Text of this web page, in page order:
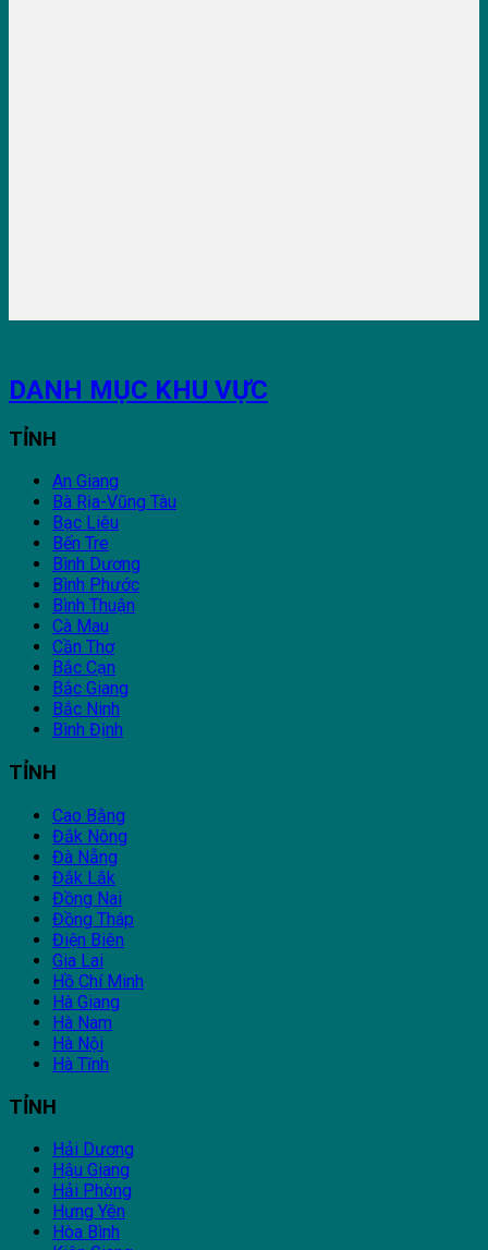
DANH MỤC KHU VỰC
TỈNH
An Giang
Bà Rịa-Vũng Tàu
Bạc Liêu
Bến Tre
Bình Dương
Bình Phước
Bình Thuận
Cà Mau
Cần Thơ
Bắc Cạn
Bắc Giang
Bắc Ninh
Bình Định
TỈNH
Cao Bằng
Đắk Nông
Đà Nẵng
Đắk Lắk
Đồng Nai
Đồng Tháp
Điện Biên
Gia Lai
Hồ Chí Minh
Hà Giang
Hà Nam
Hà Nội
Hà Tĩnh
TỈNH
Hải Dương
Hậu Giang
Hải Phòng
Hưng Yên
Hòa Bình